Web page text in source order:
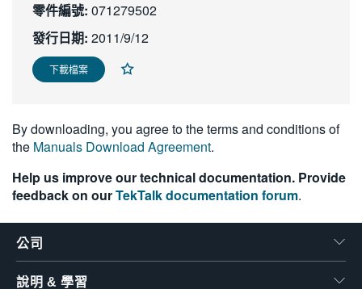
零件編號: 071279502
發行日期: 2011/9/12
下載檔案
By downloading, you agree to the terms and conditions of
the Manuals Download Agreement.
Help us improve our technical documentation. Provide
feedback on ourTekTalk documentation forum.
公司
說明 & 學習